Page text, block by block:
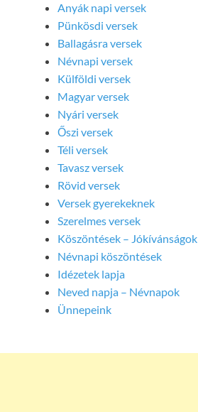
Anyák napi versek
Pünkösdi versek
Ballagásra versek
Névnapi versek
Külföldi versek
Magyar versek
Nyári versek
Őszi versek
Téli versek
Tavasz versek
Rövid versek
Versek gyerekeknek
Szerelmes versek
Köszöntések – Jókívánságok
Névnapi köszöntések
Idézetek lapja
Neved napja – Névnapok
Ünnepeink